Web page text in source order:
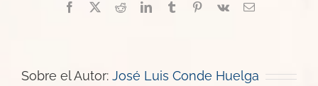
Facebook
X RedditLinkedInTumblrPinterest
Vk
Correo
Sobre el Autor: José Luis Conde Huelga